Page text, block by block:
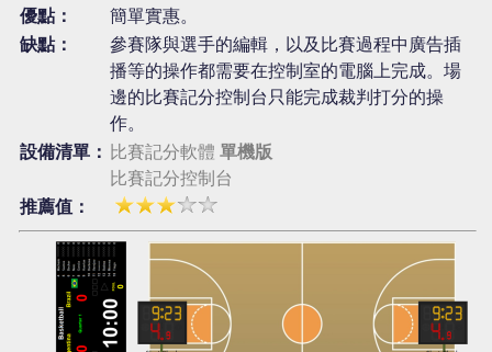
優點：
簡單實惠。
缺點：
參賽隊與選手的編輯，以及比賽過程中廣告插
播等的操作都需要在控制室的電腦上完成。場
邊的比賽記分控制台只能完成裁判打分的操
作。
設備清單：
比賽記分軟體 單機版
比賽記分控制台
推薦值：